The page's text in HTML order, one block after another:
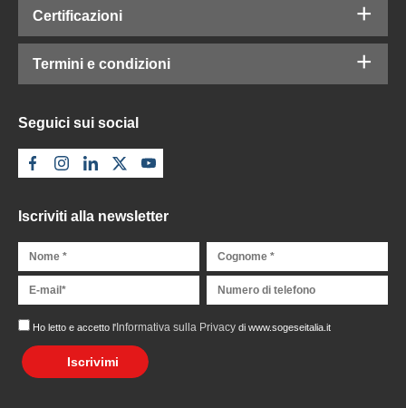
Certificazioni
Termini e condizioni
Seguici sui social
Iscriviti alla newsletter
Ho letto e accetto l'Informativa sulla Privacydi www.sogeseitalia.it
Iscrivimi